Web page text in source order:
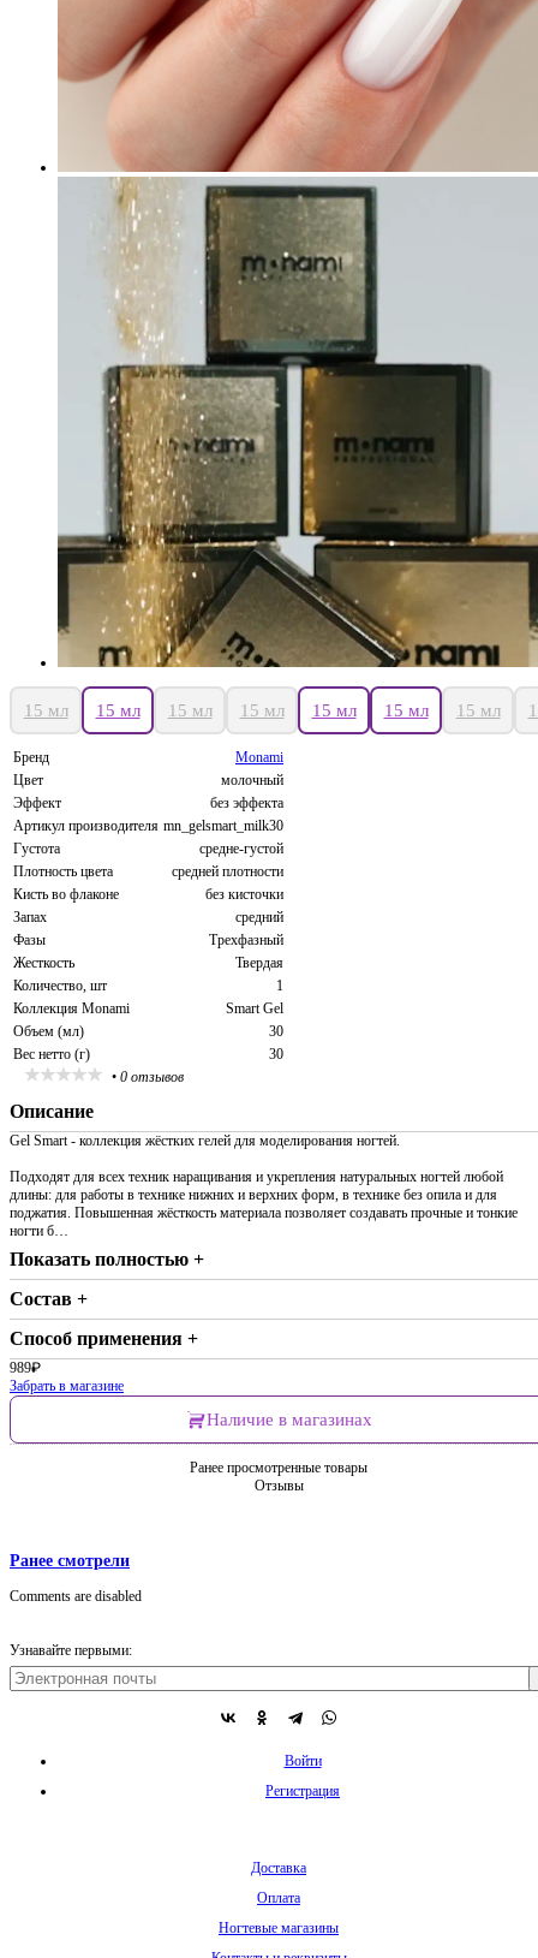
15 мл 15 мл 15 мл 15 мл 15 мл 15 мл 15 мл
Бренд
Monami
Цвет
молочный
Эффект
без эффекта
Артикул производителя mn_gelsmart_milk30
Густота
средне-густой
Плотность цвета
средней плотности
Кисть во флаконе
без кисточки
Запах
средний
Фазы
Трехфазный
Жесткость
Твердая
Количество, шт
1
Коллекция Monami
Smart Gel
Объем (мл)
30
Вес нетто (г)
30
• 0 отзывов
Описание
Gel Smart - коллекция жёстких гелей для моделирования ногтей.
Подходят для всех техник наращивания и укрепления натуральных ногтей любой
длины: для работы в технике нижних и верхних форм, в технике без опила и для
поджатия. Повышенная жёсткость материала позволяет создавать прочные и тонкие
ногти б…
Показать полностью +
Состав +
Способ применения +
989₽
Забрать в магазине
Наличие в магазинах
Ранее просмотренные товары
Отзывы
Ранее смотрели
Comments are disabled
Узнавайте первыми:
Войти
Регистрация
Доставка
Оплата
Ногтевые магазины